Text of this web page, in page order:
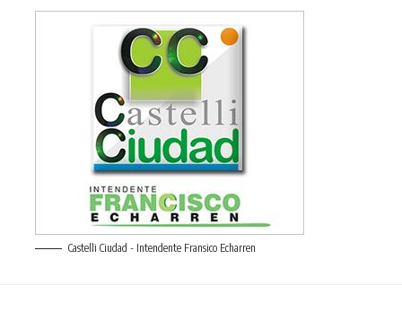
Castelli Ciudad - Intendente Fransico Echarren